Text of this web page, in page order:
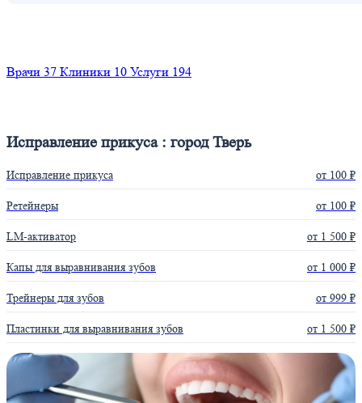
Врачи 37 Клиники 10 Услуги 194
Исправление прикуса : город Тверь
Исправление прикуса от 100 ₽
Ретейнеры от 100 ₽
LM-активатор от 1 500 ₽
Капы для выравнивания зубов от 1 000 ₽
Трейнеры для зубов от 999 ₽
Пластинки для выравнивания зубов от 1 500 ₽